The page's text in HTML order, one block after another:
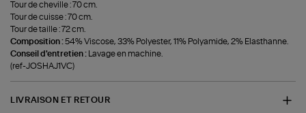
Tour de cheville : 70 cm.
Tour de cuisse : 70 cm.
Tour de taille : 72 cm.
Composition :54% Viscose, 33% Polyester, 11% Polyamide, 2% Elasthanne.
Conseil d'entretien : Lavage en machine.
(ref-JOSHAJ1VC)
LIVRAISON ET RETOUR